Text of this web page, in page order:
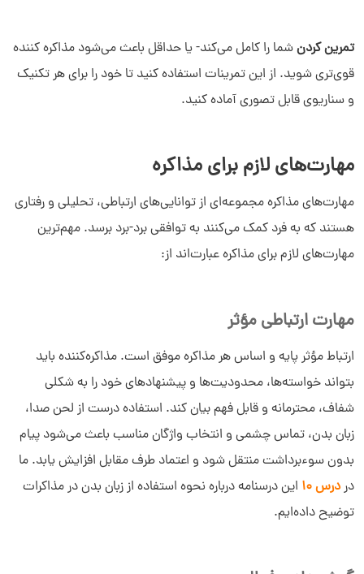
تمرین کردنشما را کامل می‌کند- یا حداقل باعث می‌شود مذاکره کننده
قوی‌تری شوید. از این تمرینات استفاده کنید تا خود را برای هر تکنیک
و سناریوی قابل تصوری آماده کنید.
مهارت‌های لازم برای مذاکره
مهارت‌های مذاکره مجموعه‌ای از توانایی‌های ارتباطی، تحلیلی و رفتاری
هستند که به فرد کمک می‌کنند به توافقی برد-برد برسد. مهم‌ترین
مهارت‌های لازم برای مذاکره عبارت‌اند از:
مهارت ارتباطی مؤثر
ارتباط مؤثر پایه و اساس هر مذاکره موفق است. مذاکره‌کننده باید
بتواند خواسته‌ها، محدودیت‌ها و پیشنهادهای خود را به شکلی
شفاف، محترمانه و قابل فهم بیان کند. استفاده درست از لحن صدا،
زبان بدن، تماس چشمی و انتخاب واژگان مناسب باعث می‌شود پیام
بدون سوءبرداشت منتقل شود و اعتماد طرف مقابل افزایش یابد. ما
دردرس 10
این درسنامه درباره نحوه استفاده از زبان بدن در مذاکرات
توضیح داده‌ایم.